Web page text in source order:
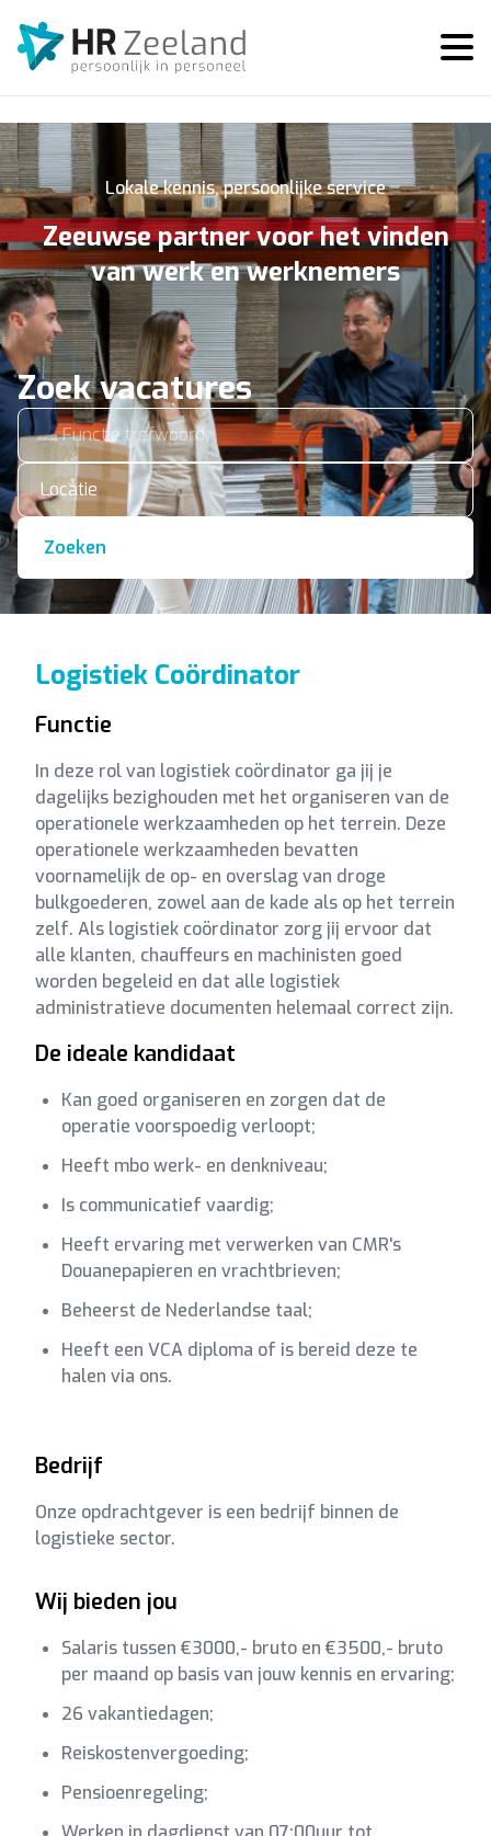
Lokale kennis, persoonlijke service
Zeeuwse partner voor het vinden
van werk en werknemers
Zoek vacatures
Locatie
Zoeken
Logistiek Coördinator
Functie
In deze rol van logistiek coördinator ga jij je
dagelijks bezighouden met het organiseren van de
operationele werkzaamheden op het terrein. Deze
operationele werkzaamheden bevatten
voornamelijk de op- en overslag van droge
bulkgoederen, zowel aan de kade als op het terrein
zelf. Als logistiek coördinator zorg jij ervoor dat
alle klanten, chauffeurs en machinisten goed
worden begeleid en dat alle logistiek
administratieve documenten helemaal correct zijn.
De ideale kandidaat
Kan goed organiseren en zorgen dat de
operatie voorspoedig verloopt;
Heeft mbo werk- en denkniveau;
Is communicatief vaardig;
Heeft ervaring met verwerken van CMR's
Douanepapieren en vrachtbrieven;
Beheerst de Nederlandse taal;
Heeft een VCA diploma of is bereid deze te
halen via ons.
Bedrijf
Onze opdrachtgever is een bedrijf binnen de
logistieke sector.
Wij bieden jou
Salaris tussen €3000,- bruto en €3500,- bruto
per maand op basis van jouw kennis en ervaring;
26 vakantiedagen;
Reiskostenvergoeding;
Pensioenregeling;